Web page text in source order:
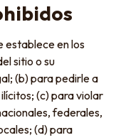
establece en los
sitio o su
(b) para pedirle a
(c) para violar
federales,
(d) para